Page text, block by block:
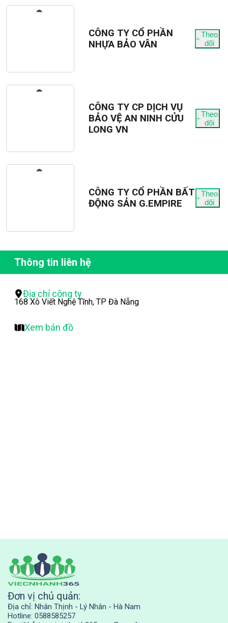
CÔNG TY CỔ PHẦN
NHỰA BẢO VÂN
Theo
dõi
CÔNG TY CP DỊCH VỤ
BẢO VỆ AN NINH CỬU
LONG VN
Theo
dõi
CÔNG TY CỔ PHẦN BẤT
ĐỘNG SẢN G.EMPIRE
Theo
dõi
Thông tin liên hệ
Địa chỉ công ty
168 Xô Viết Nghệ Tĩnh, TP Đà Nẵng
Xem bản đồ
Đơn vị chủ quản:
Địa chỉ: Nhân Thịnh - Lý Nhân - Hà Nam
Hotline: 0588585257